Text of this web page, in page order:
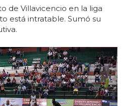
de Villavicencio en la liga
está intratable. Sumó su